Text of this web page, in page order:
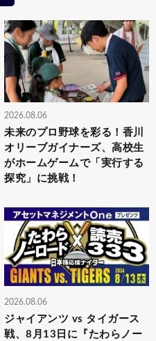
2026.08.06
未来のプロ野球を彩る！香川
オリーブガイナーズ、高校生
がホームゲームで「実行する
探究」に挑戦！
2026.08.06
ジャイアンツ vs タイガース
戦、8月13日に『たわらノー